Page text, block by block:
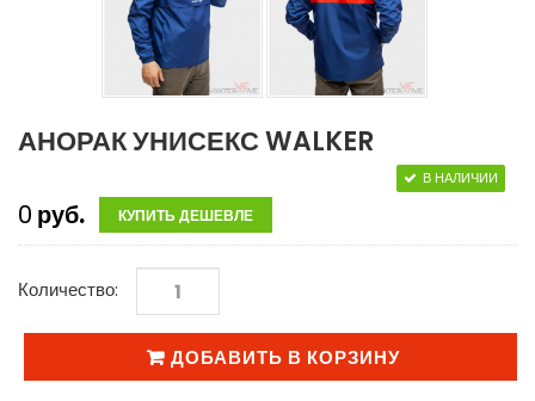
АНОРАК УНИСЕКС WALKER
0 руб. КУПИТЬ ДЕШЕВЛЕ
В НАЛИЧИИ
Количество:
ДОБАВИТЬ В КОРЗИНУ